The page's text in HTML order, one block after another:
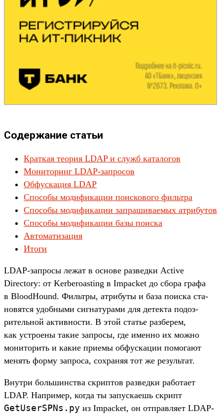
Содержание статьи
Краткая теория LDAP и служб каталогов
Мониторинг LDAP-запросов
Обфускация LDAP
Способы модификации поискового фильтра
Способы модификации запрашиваемых атрибутов
Способы модификации базы поиска
Автоматизация
Итоги
LDAP-зап­росы лежат в осно­ве раз­ведки Active
Directory: от Kerberoasting в Impacket до сбо­ра гра­фа
в BloodHound. Филь­тры, атри­буты и база поис­ка ста­
новят­ся удоб­ными сиг­натура­ми для детек­та подоз­
ритель­ной активнос­ти. В этой статье раз­берем,
как устро­ены такие зап­росы, где имен­но их мож­но
монито­рить и какие при­емы обфуска­ции помога­ют
менять фор­му зап­роса, сох­раняя тот же резуль­тат.
Внут­ри боль­шинс­тва скрип­тов раз­ведки работа­ет
LDAP. Нап­ример, ког­да ты запус­каешь скрипт
GetUserSPNs. py из Impacket, он отправ­ляет LDAP-